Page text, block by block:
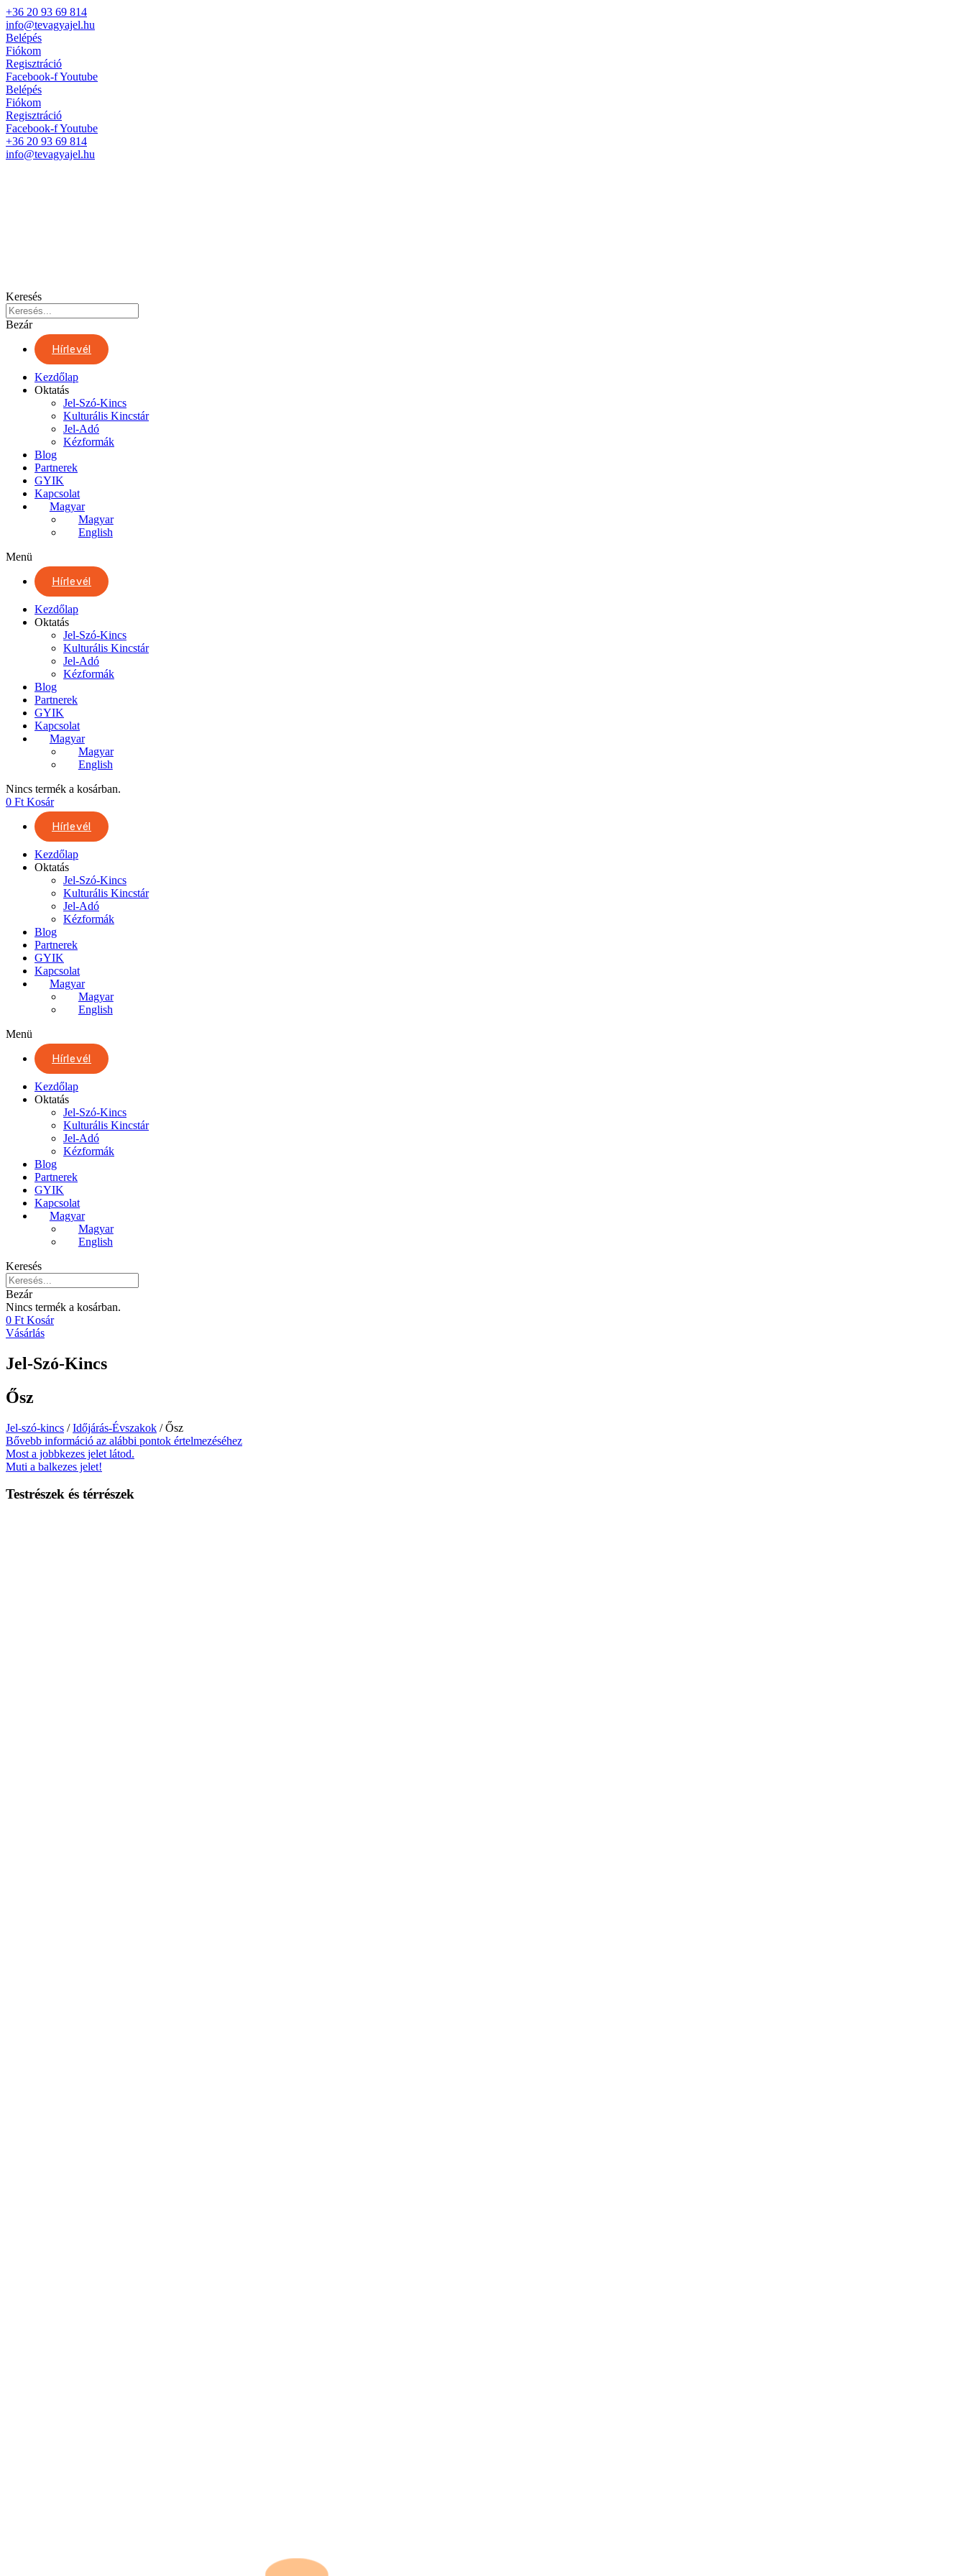
+36 20 93 69 814
info@tevagyajel.hu
Belépés
Fiókom
Regisztráció
Facebook-fYoutube
Belépés
Fiókom
Regisztráció
Facebook-fYoutube
+36 20 93 69 814
info@tevagyajel.hu
Keresés
Bezár
Hírlevél
Kezdőlap
Oktatás
Jel-Szó-Kincs
Kulturális Kincstár
Jel-Adó
Kézformák
Blog
Partnerek
GYIK
Kapcsolat
Magyar
Magyar
English
Menü
Hírlevél
Kezdőlap
Oktatás
Jel-Szó-Kincs
Kulturális Kincstár
Jel-Adó
Kézformák
Blog
Partnerek
GYIK
Kapcsolat
Magyar
Magyar
English
Nincs termék a kosárban.
0 Ft Kosár
Hírlevél
Kezdőlap
Oktatás
Jel-Szó-Kincs
Kulturális Kincstár
Jel-Adó
Kézformák
Blog
Partnerek
GYIK
Kapcsolat
Magyar
Magyar
English
Menü
Hírlevél
Kezdőlap
Oktatás
Jel-Szó-Kincs
Kulturális Kincstár
Jel-Adó
Kézformák
Blog
Partnerek
GYIK
Kapcsolat
Magyar
Magyar
English
Keresés
Bezár
Nincs termék a kosárban.
0 Ft Kosár
Vásárlás
Jel-Szó-Kincs
Ősz
Jel-szó-kincs /Időjárás-Évszakok / Ősz
Bővebb információ az alábbi pontok értelmezéséhez
Most a jobbkezes jelet látod.
Muti a balkezes jelet!
Testrészek és térrészek